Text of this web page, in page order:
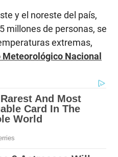
y el noreste del país,
millones de personas, se
extremas,
Meteorológico Nacional